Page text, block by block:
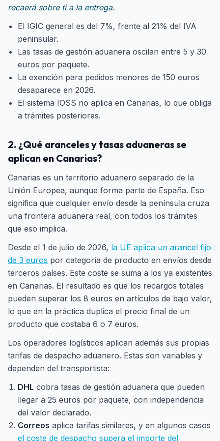
recaerá sobre ti a la entrega.
El IGIC general es del 7%, frente al 21% del IVA
peninsular.
Las tasas de gestión aduanera oscilan entre 5 y 30
euros por paquete.
La exención para pedidos menores de 150 euros
desaparece en 2026.
El sistema IOSS no aplica en Canarias, lo que obliga
a trámites posteriores.
2. ¿Qué aranceles y tasas aduaneras se
aplican en Canarias?
Canarias es un territorio aduanero separado de la
Unión Europea, aunque forma parte de España. Eso
significa que cualquier envío desde la península cruza
una frontera aduanera real, con todos los trámites
que eso implica.
Desde el 1 de julio de 2026, la UE aplica un arancel fijo
de 3 euros por categoría de producto en envíos desde
terceros países. Este coste se suma a los ya existentes
en Canarias. El resultado es que los recargos totales
pueden superar los 8 euros en artículos de bajo valor,
lo que en la práctica duplica el precio final de un
producto que costaba 6 o 7 euros.
Los operadores logísticos aplican además sus propias
tarifas de despacho aduanero. Estas son variables y
dependen del transportista:
DHL cobra tasas de gestión aduanera que pueden
llegar a 25 euros por paquete, con independencia
del valor declarado.
Correos aplica tarifas similares, y en algunos casos
el coste de despacho supera el importe del